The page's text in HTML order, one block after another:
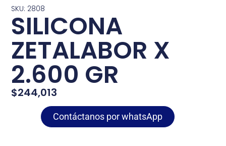
SKU: 2808
SILICONA
ZETALABOR X
2.600 GR
$244,013
Contáctanos por whatsApp